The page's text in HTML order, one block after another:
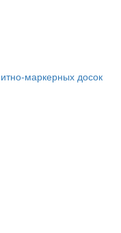
маркерных досок